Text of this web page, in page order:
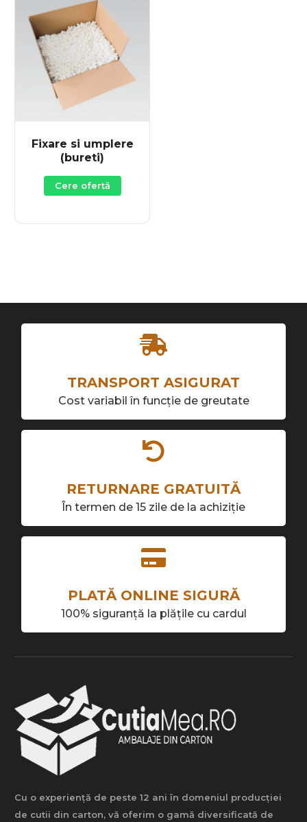
Fixare si umplere
(bureti)
Cere ofertă
TRANSPORT ASIGURAT
Cost variabil în funcție de greutate
RETURNARE GRATUITĂ
În termen de 15 zile de la achiziție
PLATĂ ONLINE SIGURĂ
100% siguranță la plățile cu cardul
Cu o experiență de peste 12 ani în domeniul producției
de cutii din carton, vă oferim o gamă diversificată de